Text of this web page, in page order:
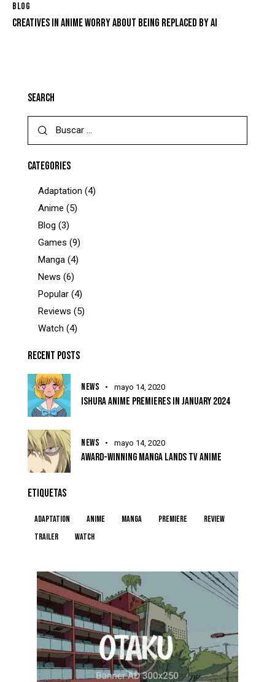
BLOG
CREATIVES IN ANIME WORRY ABOUT BEING REPLACED BY AI
SEARCH
CATEGORIES
Adaptation (4)
Anime (5)
Blog (3)
Games (9)
Manga (4)
News (6)
Popular (4)
Reviews (5)
Watch (4)
RECENT POSTS
NEWS mayo 14, 2020
ISHURA ANIME PREMIERES IN JANUARY 2024
NEWS mayo 14, 2020
AWARD-WINNING MANGA LANDS TV ANIME
ETIQUETAS
Adaptation Anime Manga Premiere
Review
Trailer
Watch